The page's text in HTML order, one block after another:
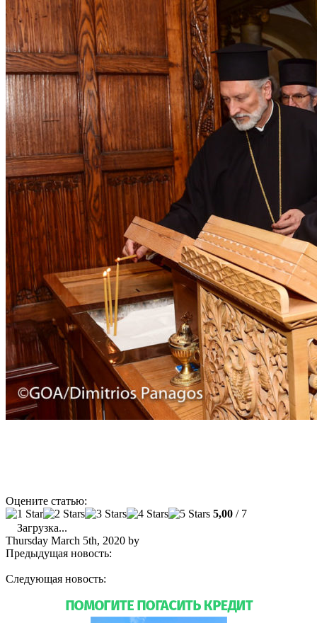
Оцените статью:
5,00 / 7
Загрузка...
Thursday March 5th, 2020 by
Предыдущая новость:
Следующая новость: